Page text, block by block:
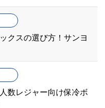
クスの選び方！サンヨ
数レジャー向け保冷ボ